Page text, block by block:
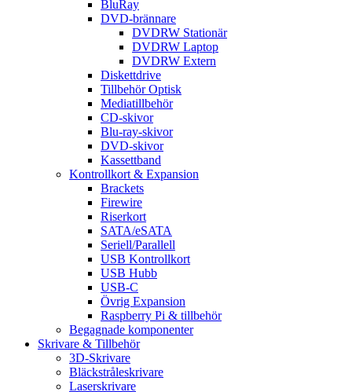
BluRay
DVD-brännare
DVDRW Stationär
DVDRW Laptop
DVDRW Extern
Diskettdrive
Tillbehör Optisk
Mediatillbehör
CD-skivor
Blu-ray-skivor
DVD-skivor
Kassettband
Kontrollkort & Expansion
Brackets
Firewire
Riserkort
SATA/eSATA
Seriell/Parallell
USB Kontrollkort
USB Hubb
USB-C
Övrig Expansion
Raspberry Pi & tillbehör
Begagnade komponenter
Skrivare & Tillbehör
3D-Skrivare
Bläckstråleskrivare
Laserskrivare